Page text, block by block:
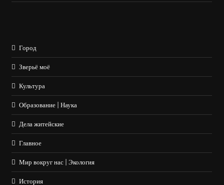
Город
Зверьё моё
Культура
Образование | Наука
Дела житейские
Главное
Мир вокруг нас | Экология
История